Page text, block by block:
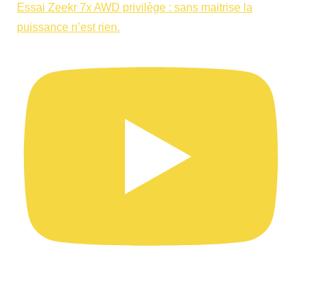
Essai Zeekr 7x AWD privilège : sans maitrise la
puissance n’est rien.